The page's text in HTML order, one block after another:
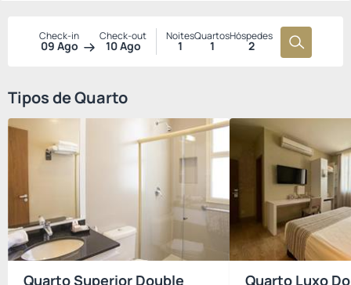
Check-in
09 Ago
Check-out
10 Ago
Noites
1
Quartos
1
Hóspedes
2
Tipos de Quarto
Quarto Superior Double Quarto Luxo